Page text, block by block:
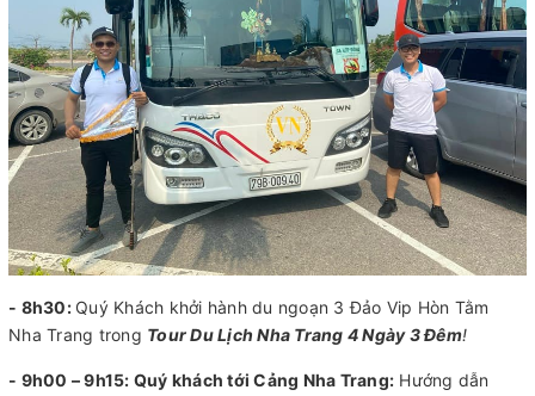
- 8h30: Quý Khách khởi hành du ngoạn 3 Đảo Vip Hòn Tằm
Nha Trang trong Tour Du Lịch Nha Trang 4 Ngày 3 Đêm!
- 9h00 – 9h15: Quý khách tới Cảng Nha Trang: Hướng dẫn